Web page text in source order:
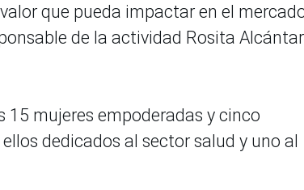
que pueda impactar en el
de la actividad Rosita
mujeres empoderadas y cinco
dedicados al sector salud y uno al